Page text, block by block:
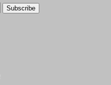
Subscribe